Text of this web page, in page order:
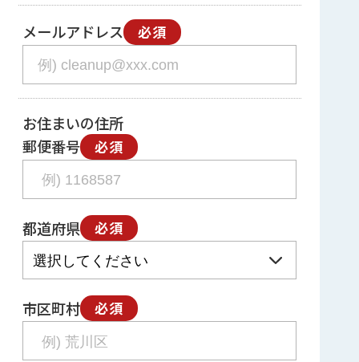
メールアドレス 必須
お住まいの住所
郵便番号
必須
都道府県 必須
市区町村 必須